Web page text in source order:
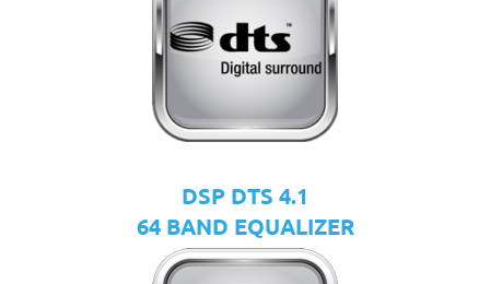
DSP DTS 4.1
64 BAND EQUALIZER